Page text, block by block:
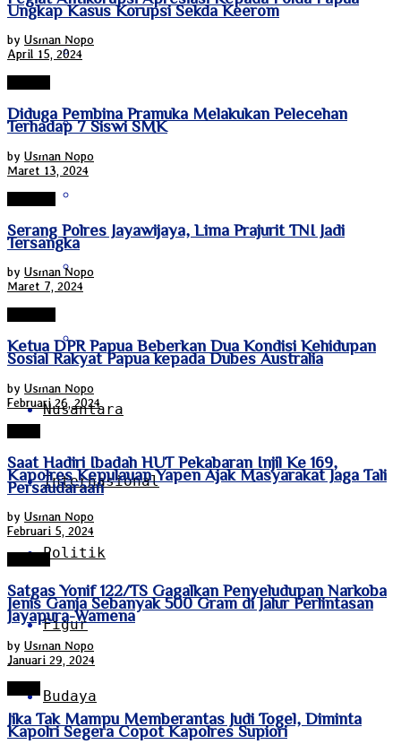
Sulawesi Tenggara
Sulawesi Utara
Sumatra Selatan
Sumatra Utara
Nusantara
Internasional
Politik
Figur
Budaya
Ungkap Kasus Korupsi Sekda Keerom
by Usman Nopo
April 15, 2024
Diduga Pembina Pramuka Melakukan Pelecehan
Terhadap 7 Siswi SMK
by Usman Nopo
Maret 13, 2024
Serang Polres Jayawijaya, Lima Prajurit TNI Jadi
Tersangka
by Usman Nopo
Maret 7, 2024
Ketua DPR Papua Beberkan Dua Kondisi Kehidupan
Sosial Rakyat Papua kepada Dubes Australia
by Usman Nopo
Februari 26, 2024
Saat Hadiri Ibadah HUT Pekabaran Injil Ke 169,
Kapolres Kepulauan Yapen Ajak Masyarakat Jaga Tali
Persaudaraan
by Usman Nopo
Februari 5, 2024
Satgas Yonif 122/TS Gagalkan Penyeludupan Narkoba
Jenis Ganja Sebanyak 500 Gram di Jalur Perlintasan
Jayapura-Wamena
by Usman Nopo
Januari 29, 2024
Jika Tak Mampu Memberantas Judi Togel, Diminta
Kapolri Segera Copot Kapolres Supiori